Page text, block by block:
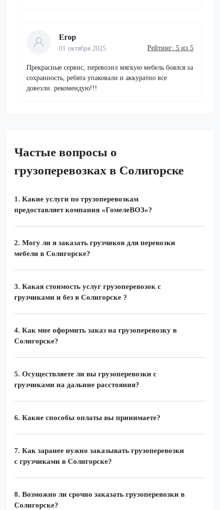
Егор
01 октября 2025 Рейтинг: 5 из 5
Прекрасные сервис, перевозил мягкую мебель боялся за
сохранность, ребята упаковали и аккуратно все
довезли. рекомендую!!!
Частые вопросы о
грузоперевозках в Солигорске
1. Какие услуги по грузоперевозкам
предоставляет компания «ГомелеВОЗ»?
2. Могу ли я заказать грузчиков для перевозки
мебели в Солигорске?
3. Какая стоимость услуг грузоперевозок с
грузчиками и без в Солигорске ?
4. Как мне оформить заказ на грузоперевозку в
Солигорске?
5. Осуществляете ли вы грузоперевозки с
грузчиками на дальние расстояния?
6. Какие способы оплаты вы принимаете?
7. Как заранее нужно заказывать грузоперевозки
с грузчиками в Солигорске?
8. Возможно ли срочно заказать грузоперевозки в
Солигорске?